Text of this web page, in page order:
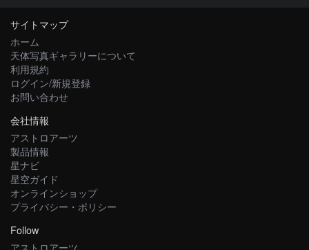
サイトマップ
ホーム
天体写真ギャラリーについて
利用規約
ログイン/新規登録
お問い合わせ
会社情報
アストロアーツ
製品情報
星ナビ
星空ガイド
オンラインショップ
プライバシー・ポリシー
Follow
アストロアーツ